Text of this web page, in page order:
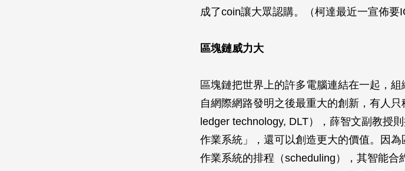
成了coin讓大眾認購。（柯達最近一宣佈要
區塊鏈威力大
區塊鏈把世界上的許多電腦連結在一起，
自網際網路發明之後最重大的創新，有人
ledger technology, DLT），薛智文副教授
作業系統」，還可以創造更大的價值。因
作業系統的排程（scheduling），其智能合